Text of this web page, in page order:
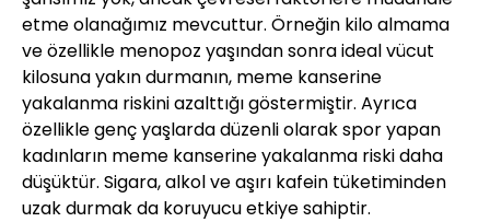
etme olanağımız mevcuttur. Örneğin kilo almama
ve özellikle menopoz yaşından sonra ideal vücut
kilosuna yakın durmanın, meme kanserine
yakalanma riskini azalttığı göstermiştir. Ayrıca
özellikle genç yaşlarda düzenli olarak spor yapan
kadınların meme kanserine yakalanma riski daha
düşüktür. Sigara, alkol ve aşırı kafein tüketiminden
uzak durmak da koruyucu etkiye sahiptir.